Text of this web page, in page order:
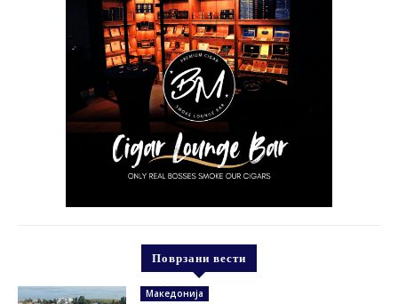
Поврзани вести
Македонија